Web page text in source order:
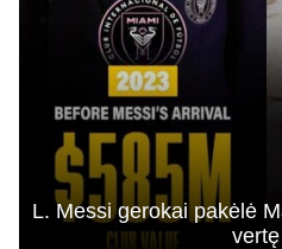
L. Messi gerokai pakėlė
vertę